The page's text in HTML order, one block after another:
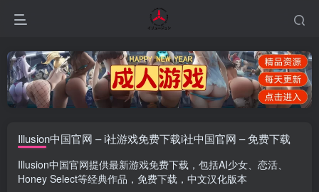
Illusion中国官网 – i社游戏免费下载i社中国官网 – 免费下载
Illusion中国官网提供最新游戏免费下载，包括AI少女、 恋活、
Honey Select等经典作品，免费下载，中文汉化版本